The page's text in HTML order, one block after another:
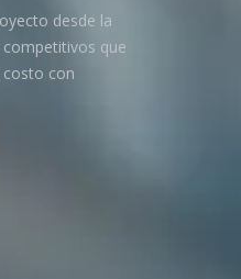
desde la
que
costo con